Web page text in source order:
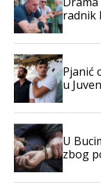
radnik
Pjanić
u
U
zbog